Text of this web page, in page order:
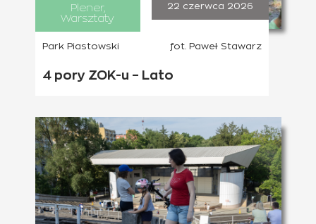
Plener,
Warsztaty
22 czerwca 2026
Park Piastowski fot. Paweł Stawarz
4 pory ZOK-u – Lato